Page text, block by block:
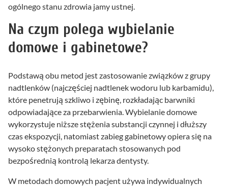
ogólnego stanu zdrowia jamy ustnej.
Na czym polega wybielanie
domowe i gabinetowe?
Podstawą obu metod jest zastosowanie związków z grupy
nadtlenków (najczęściej nadtlenek wodoru lub karbamidu),
które penetrują szkliwo i zębinę, rozkładając barwniki
odpowiadające za przebarwienia. Wybielanie domowe
wykorzystuje niższe stężenia substancji czynnej i dłuższy
czas ekspozycji, natomiast zabieg gabinetowy opiera się na
wysoko stężonych preparatach stosowanych pod
bezpośrednią kontrolą lekarza dentysty.
W metodach domowych pacjent używa indywidualnych